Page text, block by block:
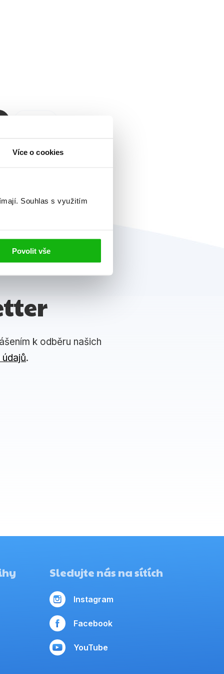
Více o cookies
Souhlas s využitím
Povolit vše
1
k odběru našich
.
Sledujte nás na sítích
Instagram
Facebook
YouTube